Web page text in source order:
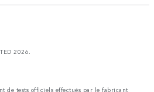
2026.
de tests officiels effectués par le fabricant